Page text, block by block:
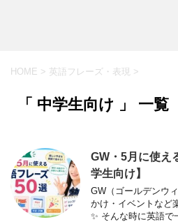
HOME > 英語フレーズ・表現 >
「 中学生向け 」 一覧
GW・5月に使え
学生向け】
GW（ゴールデンウ
かけ・イベントなど
✨ そんな時に英語